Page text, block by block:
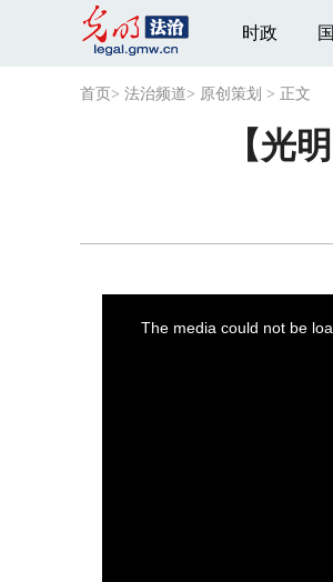
时政
首页 > 法治频道> 原创策划 > 正文
【光
The media could not be